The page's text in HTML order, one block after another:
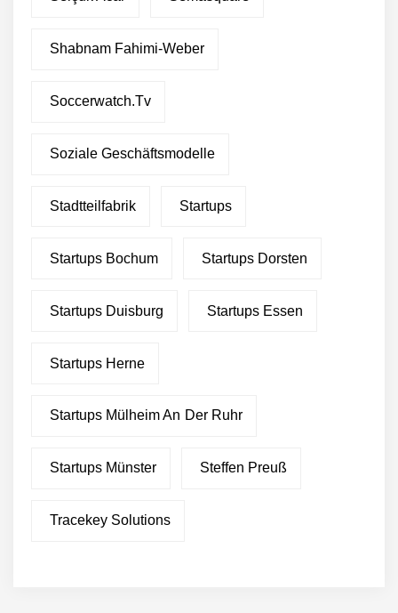
Shabnam Fahimi-Weber
Soccerwatch.tv
Soziale Geschäftsmodelle
Stadtteilfabrik Startups
Startups Bochum Startups Dorsten
Startups Duisburg Startups Essen
Startups Herne
Startups Mülheim An Der Ruhr
Startups Münster Steffen Preuß
Tracekey Solutions
Green Club sammelt eine
einsammeln
über 2 Millionen Euro
Wachstumskapital
Green Club startet mit
Fusion und Rebranding
“Was gibt’s zu essen?” – Ab